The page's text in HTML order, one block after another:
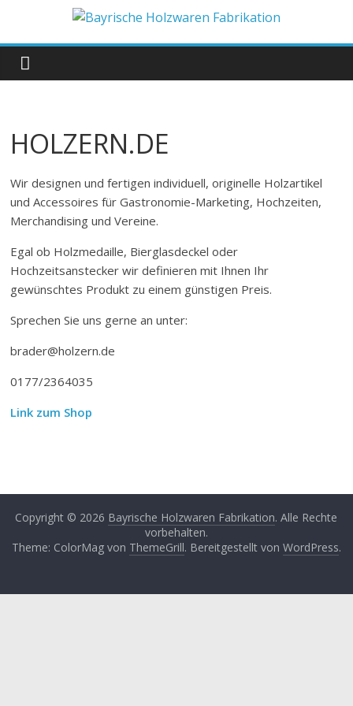
springen
Bayrische
Holzwaren
Fabrikation
HOLZERN.DE
Wir designen und fertigen individuell, originelle Holzartikel
und Accessoires für Gastronomie-Marketing, Hochzeiten,
Merchandising und Vereine.
Egal ob Holzmedaille, Bierglasdeckel oder
Hochzeitsanstecker wir definieren mit Ihnen Ihr
gewünschtes Produkt zu einem günstigen Preis.
Sprechen Sie uns gerne an unter:
brader@holzern.de
0177/2364035
Link zum Shop
Copyright © 2026 Bayrische Holzwaren Fabrikation. Alle Rechte
vorbehalten.
Theme: ColorMag von ThemeGrill. Bereitgestellt von WordPress.